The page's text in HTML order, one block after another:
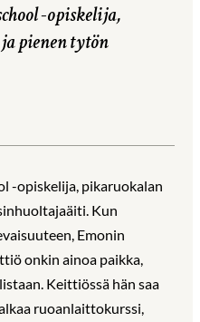
-opiskelija,
pienen tytön
-opiskelija, pikaruokalan
Kun
Emonin
onkin ainoa paikka,
Keittiössä hän saa
ruoanlaittokurssi,